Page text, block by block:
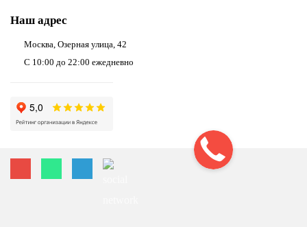
Наш адрес
Москва, Озерная улица, 42
С 10:00 до 22:00 ежедневно